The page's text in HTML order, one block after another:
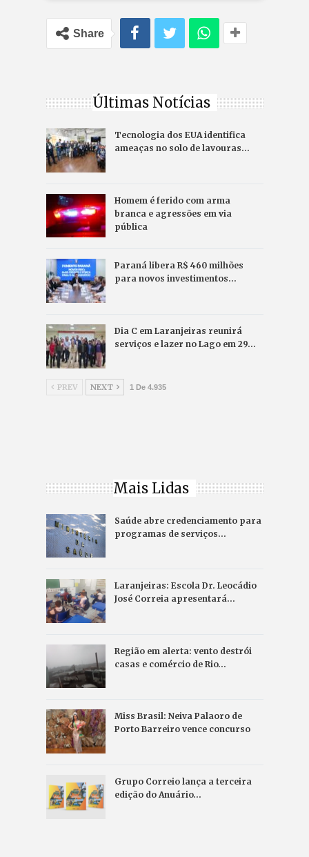
Share
Últimas Notícias
Tecnologia dos EUA identifica
ameaças no solo de lavouras…
Homem é ferido com arma
branca e agressões em via
pública
Paraná libera R$ 460 milhões
para novos investimentos…
Dia C em Laranjeiras reunirá
serviços e lazer no Lago em 29…
PREV NEXT 1 De 4.935
Mais Lidas
Saúde abre credenciamento para
programas de serviços…
Laranjeiras: Escola Dr. Leocádio
José Correia apresentará…
Região em alerta: vento destrói
casas e comércio de Rio…
Miss Brasil: Neiva Palaoro de
Porto Barreiro vence concurso
Grupo Correio lança a terceira
edição do Anuário…